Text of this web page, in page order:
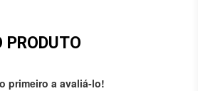
PRODUTO
primeiro a avaliá-lo!